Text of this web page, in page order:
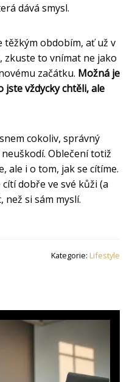
dává smysl.
těžkým obdobím, ať už v
zkuste to vnímat ne jako
začátku. Možná je
jste vždycky chtěli, ale
cokoliv, správný
Oblečení totiž
ale i o tom, jak se cítíme.
dobře ve své kůži (a
než si sám myslí.
Kategorie: Lifestyle